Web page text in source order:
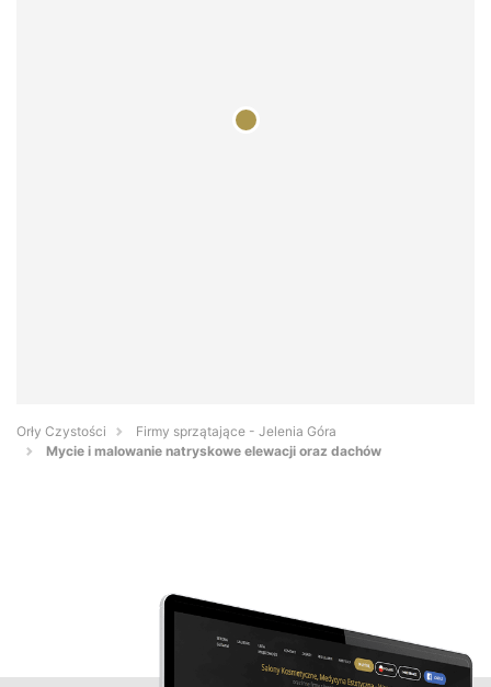
Orły Czystości
Firmy sprzątające - Jelenia Góra
Mycie i malowanie natryskowe elewacji oraz dachów